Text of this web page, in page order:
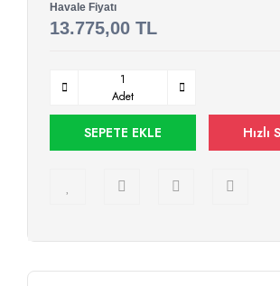
Havale Fiyatı
13.775,00 TL
Adet
SEPETE EKLE Hızlı